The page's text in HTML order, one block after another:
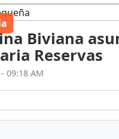
Biviana
Reservas
09:18 AM